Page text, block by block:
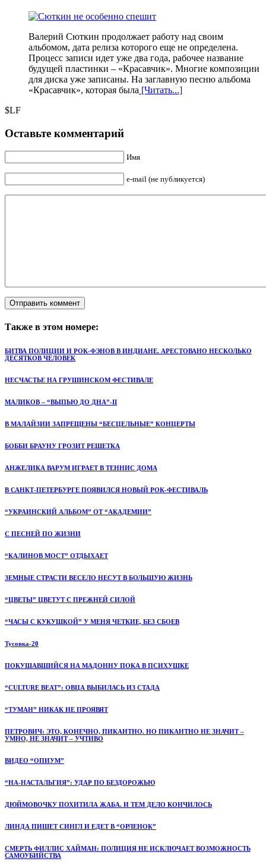
Валерий Сюткин продолжает работу над своим
альбомом, дата релиза которого еще не определена.
Процесс записи идет уже два года, рабочее название
будущей пластинки – «Красавчик». Многие композиции
для диска уже записаны. На заглавную песню альбома
«Красавчик», которая была [Читать...]
$LF
Оставьте комментарий
Имя
e-mail (не публикуется)
Также в этом номере:
БИТВА ПОЛИЦИИ И РОК-ФЭНОВ В ИНДИАНЕ. АРЕСТОВАНО НЕСКОЛЬКО
ДЕСЯТКОВ ЧЕЛОВЕК
НЕСЧАСТЬЕ НА ГРУШИНСКОМ ФЕСТИВАЛЕ
МАЛИКОВ – “ВЫПЬЮ ДО ДНА”-II
В МАЛАЙЗИИ ЗАПРЕЩЕНЫ “БЕСЦЕЛЬНЫЕ” КОНЦЕРТЫ
БОББИ БРАУНУ ГРОЗИТ РЕШЕТКА
АНЖЕЛИКА ВАРУМ ИГРАЕТ В ТЕННИС ДОМА
В САНКТ-ПЕТЕРБУРГЕ ПОЯВИЛСЯ НОВЫЙ РОК-ФЕСТИВАЛЬ
“УКРАИНСКИЙ АЛЬБОМ” ОТ “АКАДЕМИИ”
С ПЕСНЕЙ ПО ЖИЗНИ
“КАЛИНОВ МОСТ” ОТДЫХАЕТ
ЗЕМНЫЕ СТРАСТИ ВЕСЕЛО НЕСУТ В БОЛЬШУЮ ЖИЗНЬ
“ЦВЕТЫ” ЦВЕТУТ С ПРЕЖНЕЙ СИЛОЙ
“ЧАСЫ С КУКУШКОЙ” У МЕНЯ ЧЕТКИЕ, БЕЗ СБОЕВ
Тусовка-20
ПОКУШАВШИЙСЯ НА МАДОННУ ПОКА В ПСИХУШКЕ
“CULTURE BEAT”: ОВЦА ВЫБИЛАСЬ ИЗ СТАДА
“ТУМАН” НИКАК НЕ ПРОЯВЯТ
ПЕТРОВИЧ: ЭТО, КОНЕЧНО, ПИКАНТНО. НО ПИКАНТНО НЕ ЗНАЧИТ –
УМНО, НЕ ЗНАЧИТ – УЧТИВО
ВИДЕО “ОПИУМ”
“НА-НАСТАЛЬГИЯ”: УДАР ПО БЕЗДОРОЖЬЮ
ДЮЙМОВОЧКУ ПОХИТИЛА ЖАБА. И ТЕМ ДЕЛО КОНЧИЛОСЬ
ЛИНДА ПИШЕТ СИНГЛ И ЕДЕТ В “ОРЛЕНОК”
СМЕРТЬ ФИЛЛИС ХАЙМАН: ПОЛИЦИЯ НЕ ИСКЛЮЧАЕТ ВОЗМОЖНОСТЬ
САМОУБИЙСТВА